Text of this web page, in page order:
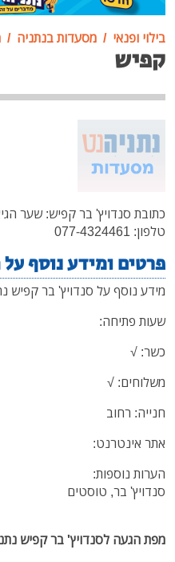
בילוי ופנאי מסעדות בנתניה
קפיש
כתובת סנדויץ' בר קפיש: שער הגיא 2,
טלפון: 077-4324461
פרטים ומידע נוסף
מידע נוסף על סנדויץ' בר קפיש
שעות פתיחה:
כשר: √
משלוחים: √
חנייה: רחוב
אתר אינטרנט:
הערות נוספות:
סנדויץ' בר, טוסטים
מפת הגעה לסנדויץ' בר קפיש